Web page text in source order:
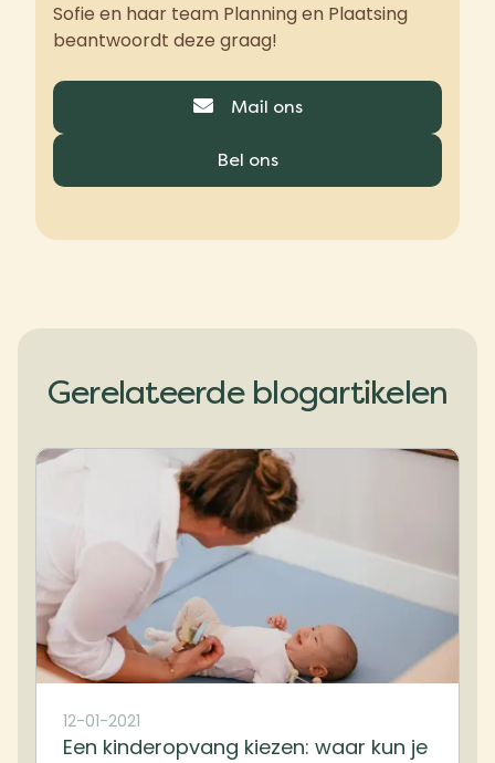
Sofie en haar team Planning en Plaatsing
beantwoordt deze graag!
Mail ons
Bel ons
Gerelateerde blogartikelen
12-01-2021
Een kinderopvang kiezen: waar kun je